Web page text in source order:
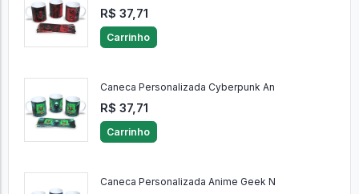
R$ 37,71
Carrinho
Caneca Personalizada Cyberpunk An
R$ 37,71
Carrinho
Caneca Personalizada Anime Geek N